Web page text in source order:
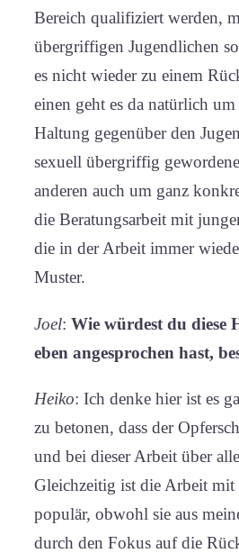
Bereich qualifiziert werden,
übergriffigen Jugendlichen
es nicht wieder zu einem
einen geht es da natürlich
Haltung gegenüber den
sexuell übergriffig
anderen auch um ganz
die Beratungsarbeit mit
die in der Arbeit immer
Muster.
Joel: Wie würdest du diese
eben angesprochen hast,
Heiko: Ich denke hier ist es
zu betonen, dass der
und bei dieser Arbeit über
Gleichzeitig ist die Arbeit
populär, obwohl sie aus
durch den Fokus auf die